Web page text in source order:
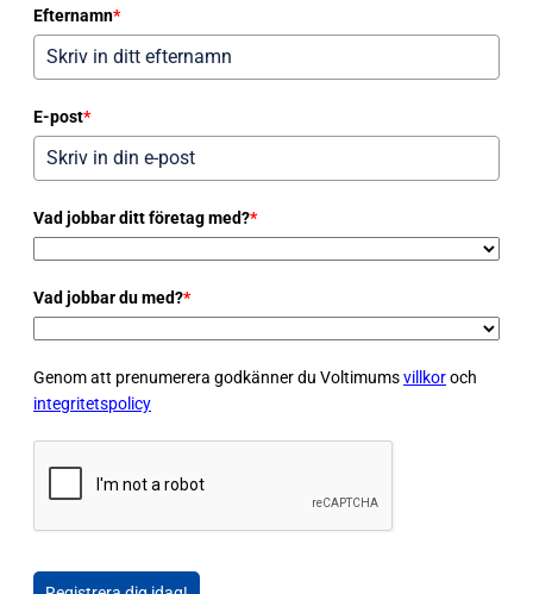
Efternamn*
E-post*
Vad jobbar ditt företag med?*
Vad jobbar du med?*
Genom att prenumerera godkänner du Voltimumsvillkoroch
integritetspolicy